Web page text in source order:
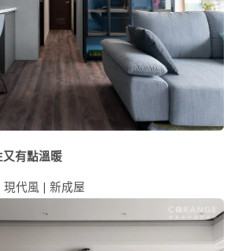
有點溫暖
現代風 | 新成屋